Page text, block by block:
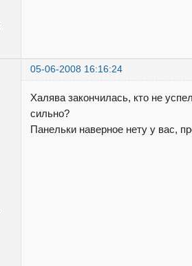
05-06-2008 16:16:24
Халява закончилась, кто не
сильно?
Панельки наверное нету у вас,